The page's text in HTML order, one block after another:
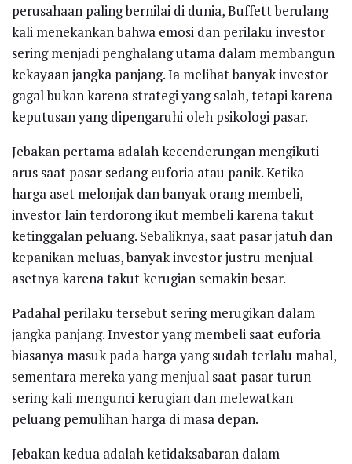
perusahaan paling bernilai di dunia, Buffett berulang
kali menekankan bahwa emosi dan perilaku investor
sering menjadi penghalang utama dalam membangun
kekayaan jangka panjang. Ia melihat banyak investor
gagal bukan karena strategi yang salah, tetapi karena
keputusan yang dipengaruhi oleh psikologi pasar.
Jebakan pertama adalah kecenderungan mengikuti
arus saat pasar sedang euforia atau panik. Ketika
harga aset melonjak dan banyak orang membeli,
investor lain terdorong ikut membeli karena takut
ketinggalan peluang. Sebaliknya, saat pasar jatuh dan
kepanikan meluas, banyak investor justru menjual
asetnya karena takut kerugian semakin besar.
Padahal perilaku tersebut sering merugikan dalam
jangka panjang. Investor yang membeli saat euforia
biasanya masuk pada harga yang sudah terlalu mahal,
sementara mereka yang menjual saat pasar turun
sering kali mengunci kerugian dan melewatkan
peluang pemulihan harga di masa depan.
Jebakan kedua adalah ketidaksabaran dalam